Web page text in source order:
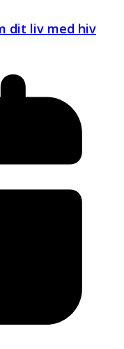
dit liv med hiv